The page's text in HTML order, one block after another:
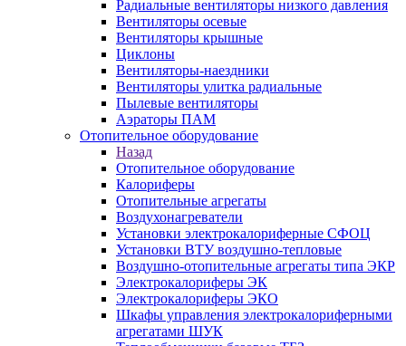
Радиальные вентиляторы низкого давления
Вентиляторы осевые
Вентиляторы крышные
Циклоны
Вентиляторы-наездники
Вентиляторы улитка радиальные
Пылевые вентиляторы
Аэраторы ПАМ
Отопительное оборудование
Назад
Отопительное оборудование
Калориферы
Отопительные агрегаты
Воздухонагреватели
Установки электрокалориферные СФОЦ
Установки ВТУ воздушно-тепловые
Воздушно-отопительные агрегаты типа ЭКР
Электрокалориферы ЭК
Электрокалориферы ЭКО
Шкафы управления электрокалориферными
агрегатами ШУК